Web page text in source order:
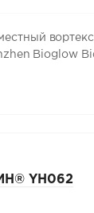
Bioglow
YH062